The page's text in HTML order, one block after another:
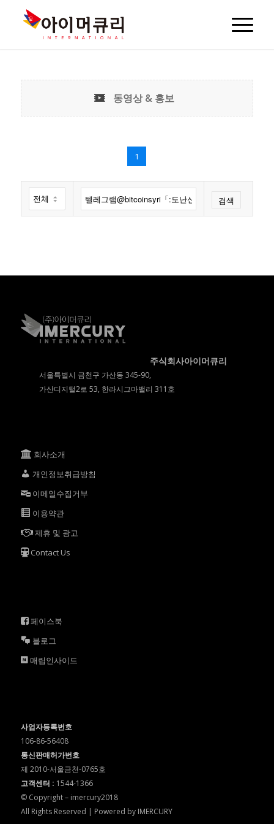
동영상 & 홍보
1
검색
주식회사아이머큐리
서울특별시 금천구 가산동 345-90,
가산디지털2로 53, 한라시그마밸리 311호
회사소개
개인정보취급방침
이메일수집거부
이용약관
제휴 및 광고
Contact Us
페이스북
블로그
매립인사이드
사업자등록번호
106-86-56408
통신판매허가번호
제 2010-서울금천-0765호
고객센터 : 1544-1366
© Copyright – imercury2018
All Rights Reserved | Powered by IMERCURY